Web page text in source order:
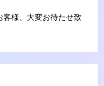
客様、大変お待たせ致